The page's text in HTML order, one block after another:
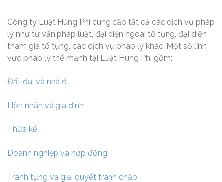
Công ty Luật Hùng Phí cung cấp tất cả các dịch vụ pháp
lý như tư vấn pháp luật, đại diện ngoài tố tụng, đại diện
tham gia tố tụng, các dịch vụ pháp lý khác. Một số lĩnh
vực pháp lý thế mạnh tại Luật Hùng Phí gồm:
Đất đai và nhà ở
Hôn nhân và gia đình
Thừa kế
Doanh nghiệp và hợp đồng
Tranh tụng và giải quyết tranh chấp